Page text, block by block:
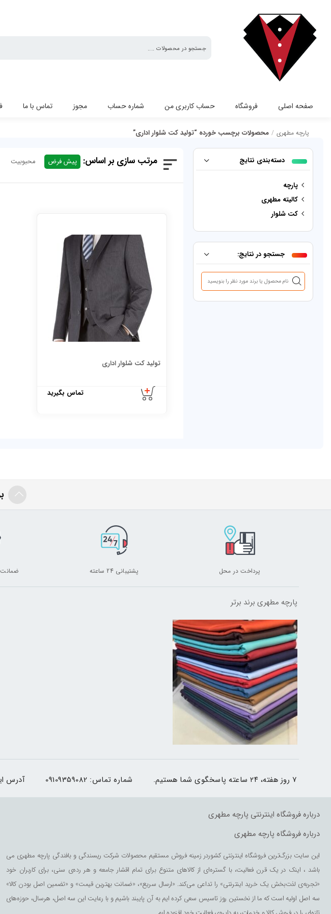
مطهری
صفحه اصلی فروشگاه حساب کاربری من شماره حساب مجوز تماس با ما
پارچه مطهری / محصولات برچسب خورده “تولید کت شلوار اداری”
مرتب سازی بر اساس: پیش فرض محبوبیت
تولید کت شلوار اداری
تماس بگیرید
دسته‌بندی نتایج
پارچه
کالیته مطهری
کت شلوار
جستجو در نتایج:
پرداخت در محل پشتیبانی 24 ساعته ضمانت
پارچه مطهری برند برتر
۷ روز هفته، ۲۴ ساعته پاسخگوی شما هستیم. شماره تماس: 09109359082 آدرس
درباره فروشگاه اینترنتی پارچه مطهری
درباره فروشگاه پارچه مطهری
این سایت بزرگ‌ترین فروشگاه اینترنتی کشوردر زمینه فروش مستقیم محصولات شرکت ریسندگی و بافندگی پارچه مطهری می
باشد ، اینک در یک قرن فعالیت، با گستره‌ای از کالاهای متنوع برای تمام اقشار جامعه و هر رده‌ی سنی، برای کاربران خود
«تجربه‌ی لذت‌بخش یک خرید اینترنتی» را تداعی می‌کند. «ارسال سریع»، «ضمانت بهترین قیمت» و «تضمین اصل بودن کالا»
سه اصل اولیه است که ما از نخستین روز تاسیس سعی کرده ایم به آن پایبند باشیم و با رعایت این سه اصل، هرسال، حوزه‌های